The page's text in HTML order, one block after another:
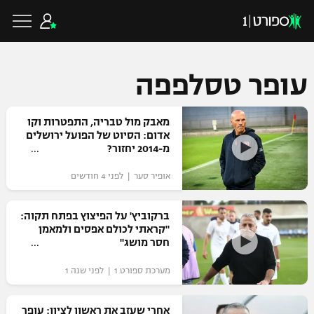
כדורגל ישראלי
ליגת העל
גביע הטוטו
ליגיונרים
גביע המדינה
כדורגל עולמי
ליגת האלופות
ליגה אירופית
ליגה אנגלית
כדורסל ישראלי
ליגת ווינר סל
ליגה לאומית
כדורסל עולמי
עופר טסלפפה
מאבק מול טבריה, התפטרות וקו
אדום: הסיוט של הפועל ירושלים
מ-2014 יחזור?
אופיר סער | לפני 4 חודשים
ברקוביץ' על הפיצוץ בפתח תקוה:
"קראתי לכולם אפסים ולמאמן
חסר מושג"
מערכת ספורט 1 | לפני שנה 1
אחרי שעזב את ראשון לציון: עופר